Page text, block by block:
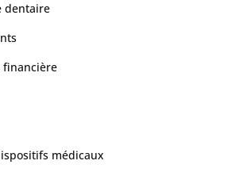
dentaire
financière
médicaux